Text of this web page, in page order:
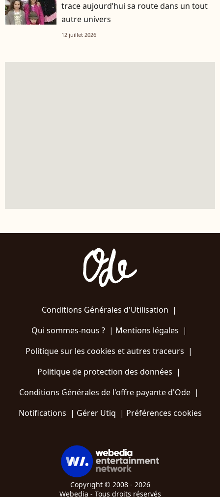
trace aujourd’hui sa route dans un tout
autre univers
12 juillet 2026
Conditions Générales d'Utilisation |
Qui sommes-nous ?| Mentions légales |
Politique sur les cookies et autres traceurs |
Politique de protection des données |
Conditions Générales de l'offre payante d'Ode |
Notifications | Gérer Utiq | Préférences cookies
Copyright © 2008 - 2026
Webedia - Tous droits réservés